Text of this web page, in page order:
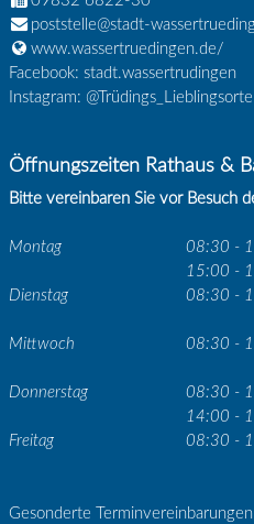
poststelle@stadt-
www.wassertruedingen.de/
Facebook: stadt.wassertrudingen
Instagram: @Trüdings_Lieblingsorte
Öffnungszeiten Rathaus &
Bitte vereinbaren Sie vor Besuch
Montag
08:30 -
15:00 -
Dienstag
08:30 -
Mittwoch 08:30 -
Donnerstag
08:30 -
14:00 -
Freitag
08:30 -
Gesonderte